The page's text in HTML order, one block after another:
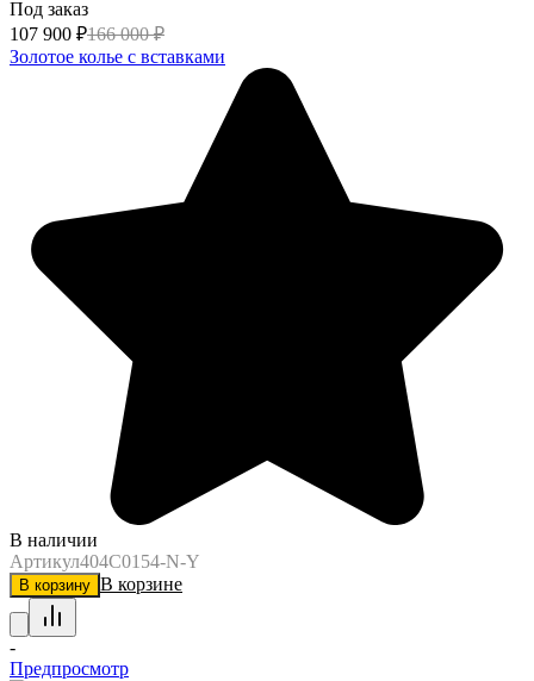
Под заказ
107 900 ₽166 000 ₽
Золотое колье с вставками
В наличии
Артикул404C0154-N-Y
В корзину В корзине
-
Предпросмотр